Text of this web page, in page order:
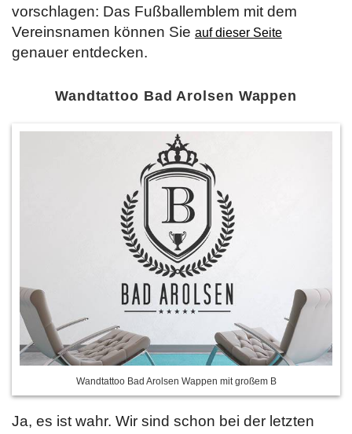
vorschlagen: Das Fußballemblem mit dem
Vereinsnamen können Sie auf dieser Seite
genauer entdecken.
Wandtattoo Bad Arolsen Wappen
Wandtattoo Bad Arolsen Wappen mit großem B
Ja, es ist wahr. Wir sind schon bei der letzten